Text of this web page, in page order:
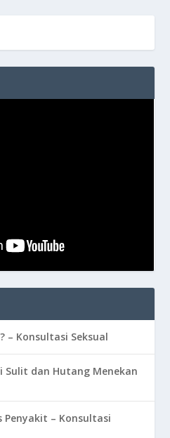
– Konsultasi Seksual
Sulit dan Hutang Menekan
Penyakit – Konsultasi